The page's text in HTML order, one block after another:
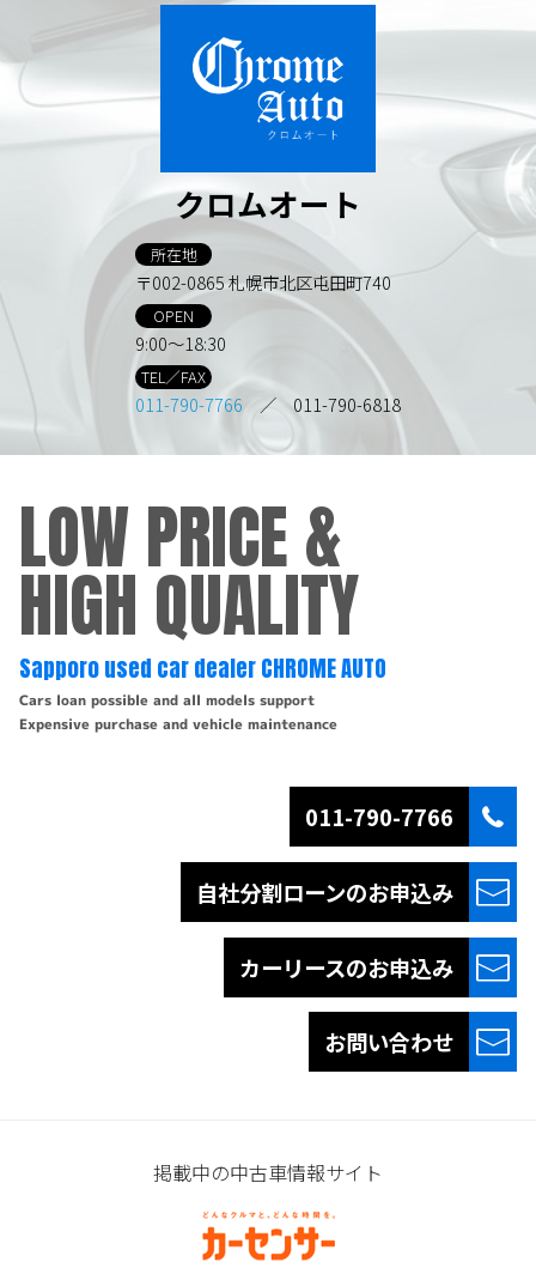
クロムオート
所在地
〒002-0865 札幌市北区屯田町740
OPEN
9:00～18:30
TEL／FAX
011-790-7766 ／ 011-790-6818
LOW PRICE &
HIGH QUALITY
Sapporo used car dealer CHROME AUTO
Cars loan possible and all models support
Expensive purchase and vehicle maintenance
011-790-7766
自社分割ローンのお申込み
カーリースのお申込み
お問い合わせ
掲載中の中古車情報サイト